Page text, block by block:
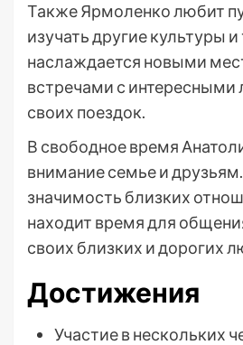
Также Ярмоленко любит
изучать другие культуры
наслаждается новыми
встречами с
своих поездок.
В свободное время
внимание семье и
значимость близких
находит время для
своих близких и дорогих
Достижения
Участие в нескольких